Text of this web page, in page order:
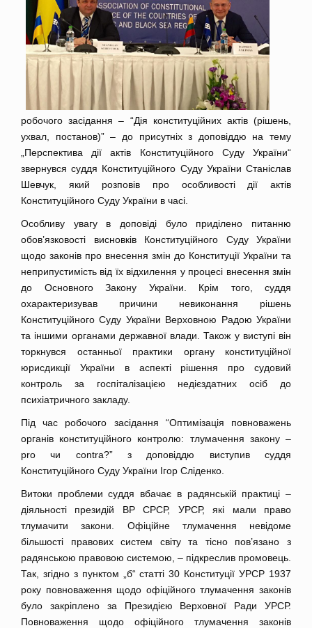
робочого засідання – “Дія конституційних актів (рішень,
ухвал, постанов)” – до присутніх з доповіддю на тему
„Перспектива дії актів Конституційного Суду України“
звернувся суддя Конституційного Суду України Станіслав
Шевчук, який розповів про особливості дії актів
Конституційного Суду України в часі.
Особливу увагу в доповіді було приділено питанню
обов’язковості висновків Конституційного Суду України
щодо законів про внесення змін до Конституції України та
неприпустимість від їх відхилення у процесі внесення змін
до Основного Закону України. Крім того, суддя
охарактеризував причини невиконання рішень
Конституційного Суду України Верховною Радою України
та іншими органами державної влади. Також у виступі він
торкнувся останньої практики органу конституційної
юрисдикції України в аспекті рішення про судовий
контроль за госпіталізацією недієздатних осіб до
психіатричного закладу.
Під час робочого засідання “Оптимізація повноважень
органів конституційного контролю: тлумачення закону –
pro чи contra?” з доповіддю виступив суддя
Конституційного Суду України Ігор Сліденко.
Витоки проблеми суддя вбачає в радянській практиці –
діяльності президій ВР СРСР, УРСР, які мали право
тлумачити закони. Офіційне тлумачення невідоме
більшості правових систем світу та тісно пов’язано з
радянською правовою системою, – підкреслив промовець.
Так, згідно з пунктом „б“ статті 30 Конституції УРСР 1937
року повноваження щодо офіційного тлумачення законів
було закріплено за Президією Верховної Ради УРСР.
Повноваження щодо офіційного тлумачення законів